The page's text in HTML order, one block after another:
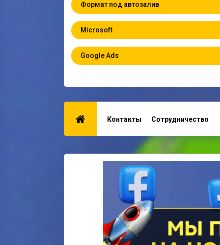
Формат под автозалив
Microsoft
Google Ads
Контакты Сотрудничество